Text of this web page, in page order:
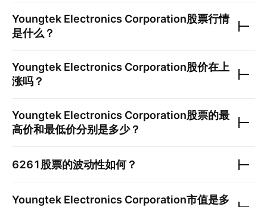
Youngtek Electronics Corporation股票行情
是什么？
Youngtek Electronics Corporation股价在上
涨吗？
Youngtek Electronics Corporation股票的最
高价和最低价分别是多少？
6261 股票的波动性如何？
Youngtek Electronics Corporation市值是多